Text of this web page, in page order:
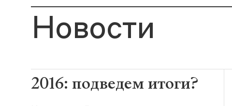
Новости
2016: подведем итоги?